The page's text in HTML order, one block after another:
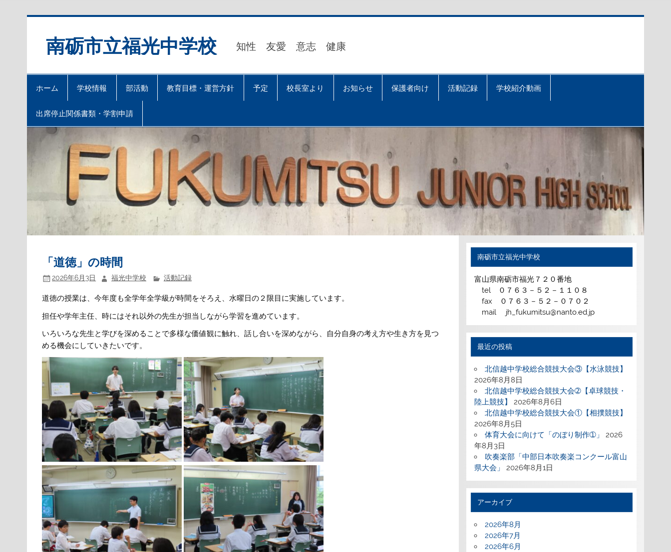
南砺市立福光中学校 知性 友愛 意志 健康
ホーム 学校情報 部活動 教育目標・運営方針 予定 校長室より お知らせ 保護者向け 活動記録 学校紹介動画
出席停止関係書類・学割申請
「道徳」の時間
2026年6月3日 福光中学校 活動記録
道徳の授業は、今年度も全学年全学級が時間をそろえ、水曜日の２限目に実施しています。
担任や学年主任、時にはそれ以外の先生が担当しながら学習を進めています。
いろいろな先生と学びを深めることで多様な価値観に触れ、話し合いを深めながら、自分自身の考え方や生き方を見つ
める機会にしていきたいです。
南砺市立福光中学校
富山県南砺市福光７２０番地
tel ０７６３－５２－１１０８
fax ０７６３－５２－０７０２
mail jh_fukumitsu@nanto.ed.jp
最近の投稿
北信越中学校総合競技大会③【水泳競技】
2026年8月8日
北信越中学校総合競技大会➁【卓球競技・
陸上競技】
2026年8月6日
北信越中学校総合競技大会①【相撲競技】
2026年8月5日
体育大会に向けて「のぼり制作➀」
2026
年8月3日
吹奏楽部「中部日本吹奏楽コンクール富山
県大会」
2026年8月1日
アーカイブ
2026年8月
2026年7月
2026年6月